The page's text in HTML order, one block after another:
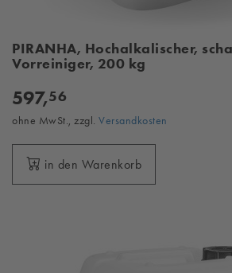
PIRANHA, Hochalkalischer,
Vorreiniger, 200 kg
597,56
ohne MwSt., zzgl. Versandkosten
in den Warenkorb